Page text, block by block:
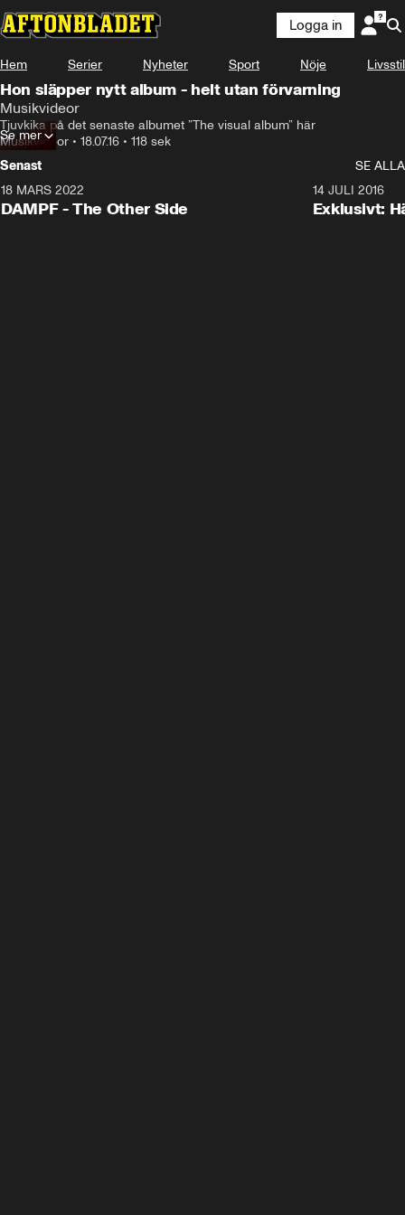
Logga in
Hem Serier Nyheter Sport Nöje Livsstil
Hon släpper nytt album - helt utan förvarning
Musikvideor
Tjuvkika på det senaste albumet ”The visual album” här
Musikvideor • 18.07.16 • 118 sek
Se mer
Senast
SE ALLA
18 MARS 2022
DAMPF - The Other Side
14 JULI 2016
Exklusivt: